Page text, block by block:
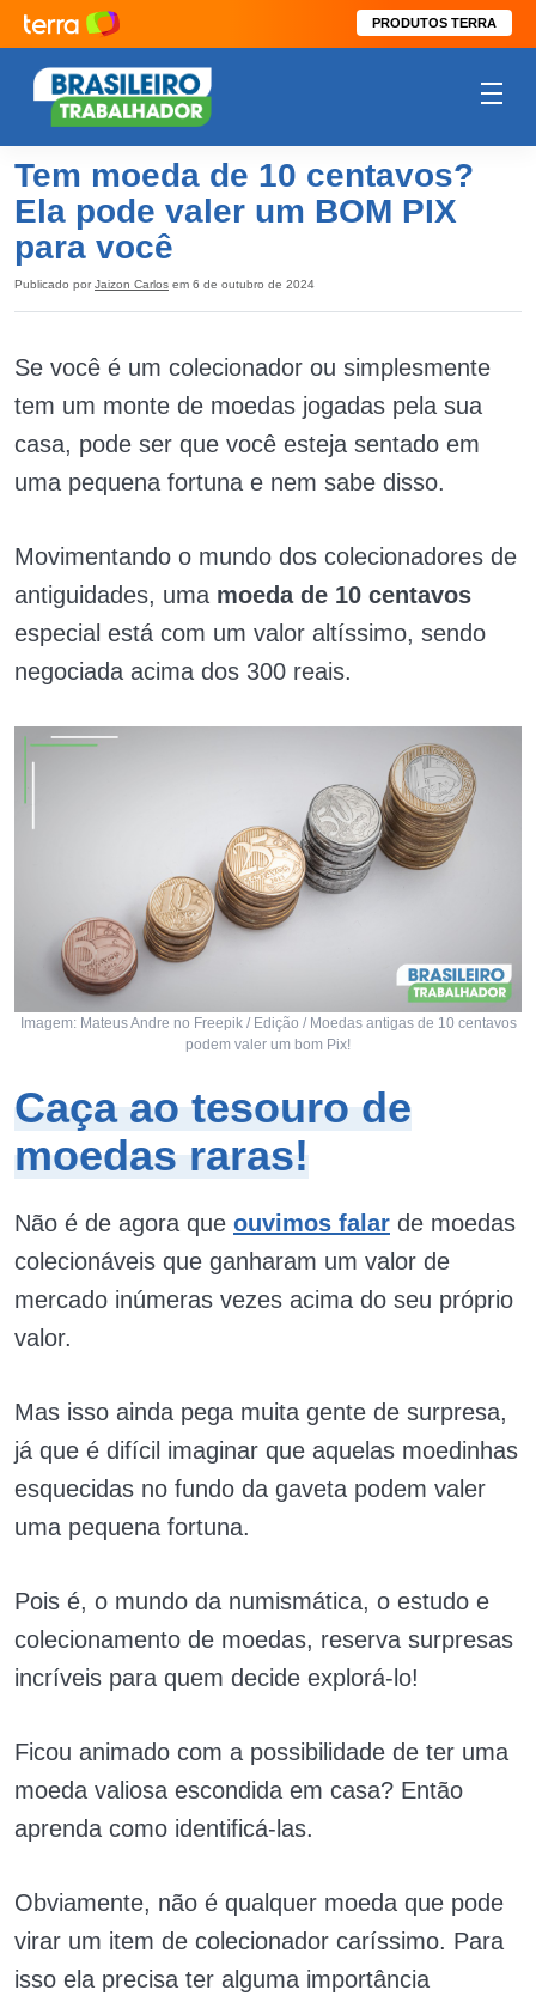
PRODUTOS TERRA
Tem moeda de 10 centavos?
Ela pode valer um BOM PIX
para você
Publicado por Jaizon Carlos em 6 de outubro de 2024
Se você é um colecionador ou simplesmente
tem um monte de moedas jogadas pela sua
casa, pode ser que você esteja sentado em
uma pequena fortuna e nem sabe disso.
Movimentando o mundo dos colecionadores de
antiguidades, uma moeda de 10 centavos
especial está com um valor altíssimo, sendo
negociada acima dos 300 reais.
Imagem: Mateus Andre no Freepik / Edição / Moedas antigas de 10 centavos
podem valer um bom Pix!
Caça ao tesouro de
moedas raras!
Não é de agora que ouvimos falar de moedas
colecionáveis que ganharam um valor de
mercado inúmeras vezes acima do seu próprio
valor.
Mas isso ainda pega muita gente de surpresa,
já que é difícil imaginar que aquelas moedinhas
esquecidas no fundo da gaveta podem valer
uma pequena fortuna.
Pois é, o mundo da numismática, o estudo e
colecionamento de moedas, reserva surpresas
incríveis para quem decide explorá-lo!
Ficou animado com a possibilidade de ter uma
moeda valiosa escondida em casa? Então
aprenda como identificá-las.
Obviamente, não é qualquer moeda que pode
virar um item de colecionador caríssimo. Para
isso ela precisa ter alguma importância